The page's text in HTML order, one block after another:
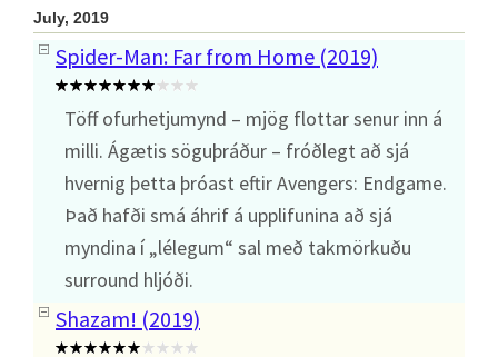
July, 2019
Spider-Man: Far from Home (2019)
Töff ofurhetjumynd – mjög flottar senur inn á
milli. Ágætis söguþráður – fróðlegt að sjá
hvernig þetta þróast eftir Avengers: Endgame.
Það hafði smá áhrif á upplifunina að sjá
myndina í „lélegum“ sal með takmörkuðu
surround hljóði.
Shazam! (2019)